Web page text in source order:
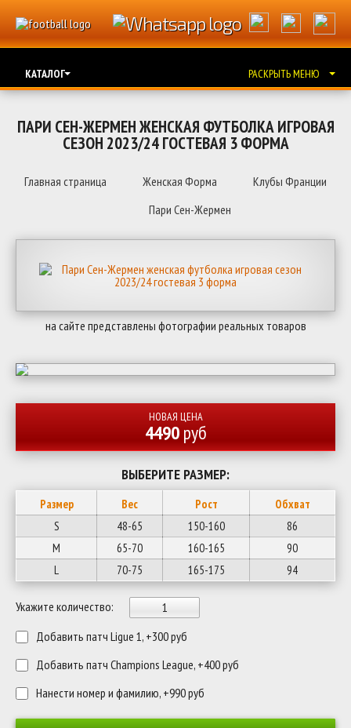
КАТАЛОГ РАСКРЫТЬ МЕНЮ
ПАРИ СЕН-ЖЕРМЕН ЖЕНСКАЯ ФУТБОЛКА ИГРОВАЯ
СЕЗОН 2023/24 ГОСТЕВАЯ 3 ФОРМА
Главная страница Женская Форма
Клубы Франции
Пари Сен-Жермен
на сайте представлены фотографии реальных товаров
НОВАЯ ЦЕНА
4490руб
ВЫБЕРИТЕ РАЗМЕР:
Размер Вес Рост
Обхват
S
48-65 150-160
86
M
65-70 160-165
90
L
70-75 165-175 94
Укажите количество:
Добавить патч Ligue 1, +300 руб
Добавить патч Champions League, +400 руб
Нанести номер и фамилию, +990 руб